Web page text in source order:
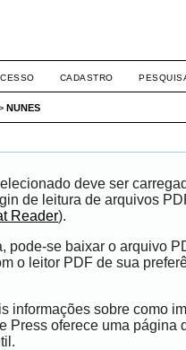
CADASTRO
NUNES
deve ser
de leitura de arquivos
Reader).
pode-se baixar o arquivo
o leitor PDF de sua
informações sobre como
Press oferece uma página